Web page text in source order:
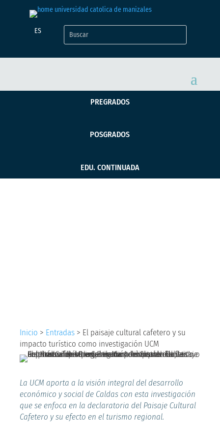
ES
PREGRADOS
POSGRADOS
EDU. CONTINUADA
Inicio > Entradas > El paisaje cultural cafetero y su
impacto turístico como investigación UCM
La UCM aporta a la visión integral del desarrollo
económico y social de Caldas con esta investigación
que se enfoca en la declaratoria del Paisaje Cultural
Cafetero y su efecto en el turismo regional.